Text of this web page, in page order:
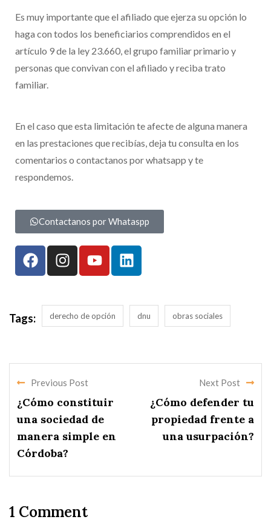
Es muy importante que el afiliado que ejerza su opción lo
haga con todos los beneficiarios comprendidos en el
artículo 9 de la ley 23.660, el grupo familiar primario y
personas que convivan con el afiliado y reciba trato
familiar.
En el caso que esta limitación te afecte de alguna manera
en las prestaciones que recibías, deja tu consulta en los
comentarios o contactanos por whatsapp y te
respondemos.
Contactanos por Whataspp
Tags: derecho de opción dnu obras sociales
Previous Post
¿Cómo constituir
una sociedad de
manera simple en
Córdoba?
Next Post
¿Cómo defender tu
propiedad frente a
una usurpación?
1 Comment